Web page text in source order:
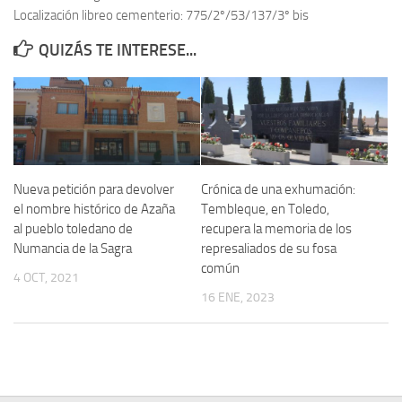
Memoria Histórica
Investigación previa de la represión en Talavera de la Reina (1937-
1947).
Informe Represión en Toledo 1936-1947 | Buscador
Informe de la fosa de abril de 1939 de Tembleque
Enciclopedia Republicana
Militantes históricos IR
Personajes republicanos
Izquierda Republicana. Agrupaciones y Militantes (1934-1939)
Localización libreo cementerio: 775/2º/53/137/3º bis
QUIZÁS TE INTERESE...
Nueva petición para devolver
el nombre histórico de Azaña
al pueblo toledano de
Numancia de la Sagra
4 OCT, 2021
Crónica de una exhumación:
Tembleque, en Toledo,
recupera la memoria de los
represaliados de su fosa
común
16 ENE, 2023